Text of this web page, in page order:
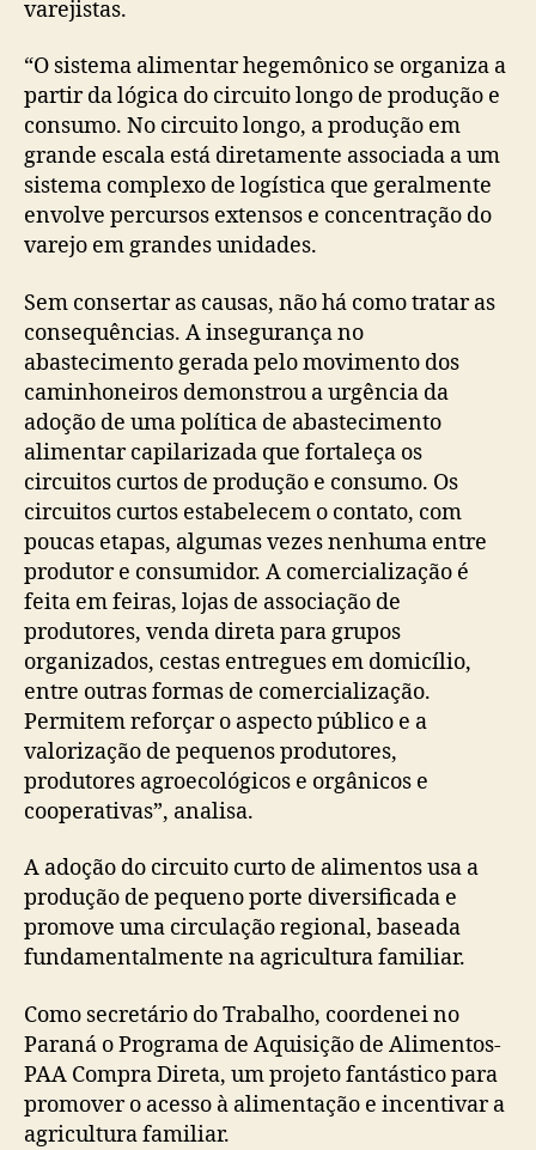
varejistas.
“O sistema alimentar hegemônico se organiza a
partir da lógica do circuito longo de produção e
consumo. No circuito longo, a produção em
grande escala está diretamente associada a um
sistema complexo de logística que geralmente
envolve percursos extensos e concentração do
varejo em grandes unidades.
Sem consertar as causas, não há como tratar as
consequências. A insegurança no
abastecimento gerada pelo movimento dos
caminhoneiros demonstrou a urgência da
adoção de uma política de abastecimento
alimentar capilarizada que fortaleça os
circuitos curtos de produção e consumo. Os
circuitos curtos estabelecem o contato, com
poucas etapas, algumas vezes nenhuma entre
produtor e consumidor. A comercialização é
feita em feiras, lojas de associação de
produtores, venda direta para grupos
organizados, cestas entregues em domicílio,
entre outras formas de comercialização.
Permitem reforçar o aspecto público e a
valorização de pequenos produtores,
produtores agroecológicos e orgânicos e
cooperativas”, analisa.
A adoção do circuito curto de alimentos usa a
produção de pequeno porte diversificada e
promove uma circulação regional, baseada
fundamentalmente na agricultura familiar.
Como secretário do Trabalho, coordenei no
Paraná o Programa de Aquisição de Alimentos-
PAA Compra Direta, um projeto fantástico para
promover o acesso à alimentação e incentivar a
agricultura familiar.